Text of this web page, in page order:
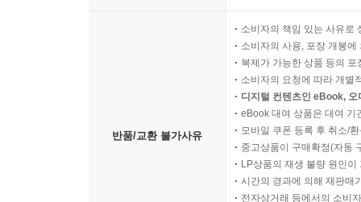
반품/교환 불가사유
소비자의 책임 있는 사유로
소비자의 사용, 포장 개봉
복제가 가능한 상품 등의
소비자의 요청에 따라 개별
디지털 컨텐츠인 eBook,
eBook 대여 상품은 대여 기
모바일 쿠폰 등록 후 취소/
중고상품이 구매확정(자동
LP상품의 재생 불량 원인
시간의 경과에 의해 재판매
전자상거래 등에서의 소비